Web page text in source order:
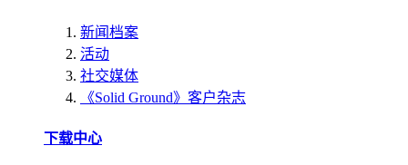
新闻档案
活动
社交媒体
《Solid Ground》客户杂志
下载中心